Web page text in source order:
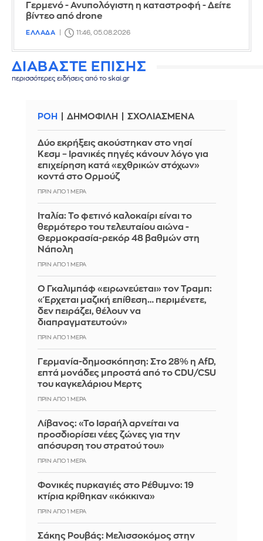
Γερμενό - Ανυπολόγιστη η καταστροφή - Δείτε
βίντεο από drone
ΕΛΛΑΔΑ 11:46, 05.08.2026
ΔΙΑΒΑΣΤΕ ΕΠΙΣΗΣ
περισσότερες ειδήσεις από το skai.gr
ΡΟΗ ΔΗΜΟΦΙΛΗ ΣΧΟΛΙΑΣΜΕΝΑ
Δύο εκρήξεις ακούστηκαν στο νησί
Κεσμ – Ιρανικές πηγές κάνουν λόγο για
επιχείρηση κατά «εχθρικών στόχων»
κοντά στο Ορμούζ
ΠΡΙΝ ΑΠΌ 1 ΜΈΡΑ
Ιταλία: To φετινό καλοκαίρι είναι το
θερμότερο του τελευταίου αιώνα -
Θερμοκρασία-ρεκόρ 48 βαθμών στη
Νάπολη
ΠΡΙΝ ΑΠΌ 1 ΜΈΡΑ
Ο Γκαλιμπάφ «ειρωνεύεται» τον Τραμπ:
«Έρχεται μαζική επίθεση… περιμένετε,
δεν πειράζει, θέλουν να
διαπραγματευτούν»
ΠΡΙΝ ΑΠΌ 1 ΜΈΡΑ
Γερμανία-δημοσκόπηση: Στο 28% η AfD,
επτά μονάδες μπροστά από το CDU/CSU
του καγκελάριου Μερτς
ΠΡΙΝ ΑΠΌ 1 ΜΈΡΑ
Λίβανος: «Το Ισραήλ αρνείται να
προσδιορίσει νέες ζώνες για την
απόσυρση του στρατού του»
ΠΡΙΝ ΑΠΌ 1 ΜΈΡΑ
Φονικές πυρκαγιές στο Ρέθυμνο: 19
κτίρια κρίθηκαν «κόκκινα»
ΠΡΙΝ ΑΠΌ 1 ΜΈΡΑ
Σάκης Ρουβάς: Μελισσοκόμος στην